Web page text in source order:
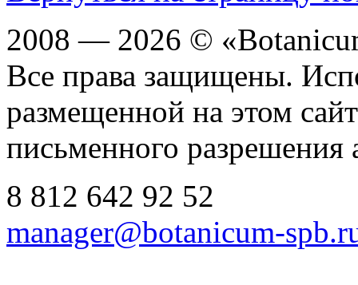
2008 — 2026 ©
Все права защищены.
размещенной на этом
письменного разрешения
8 812 642 92 52
manager@botanicum-